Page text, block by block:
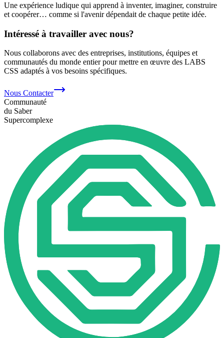
Une expérience ludique qui apprend à inventer, imaginer, construire
et coopérer… comme si l'avenir dépendait de chaque petite idée.
Intéressé à travailler avec nous?
Nous collaborons avec des entreprises, institutions, équipes et
communautés du monde entier pour mettre en œuvre des LABS
CSS adaptés à vos besoins spécifiques.
Nous Contacter
Communauté
du Saber
Supercomplexe